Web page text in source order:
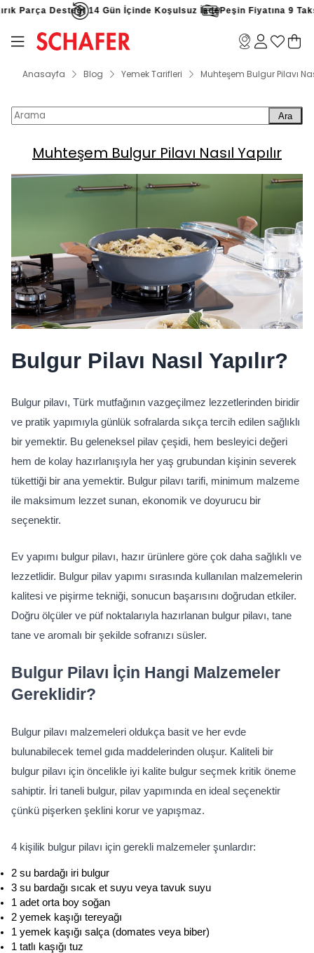
Parça Desteği 14 Gün İçinde Koşulsuz İadePeşin Fiyatına 9 Taksit
Anasayfa Blog Yemek Tarifleri Muhteşem Bulgur Pilavı
Ara
Muhteşem Bulgur Pilavı Nasıl Yapılır
Bulgur Pilavı Nasıl Yapılır?
Bulgur pilavı, Türk mutfağının vazgeçilmez lezzetlerinden biridir
ve pratik yapımıyla günlük sofralarda sıkça tercih edilen sağlıklı
bir yemektir. Bu geleneksel pilav çeşidi, hem besleyici değeri
hem de kolay hazırlanışıyla her yaş grubundan kişinin severek
tükettiği bir ana yemektir. Bulgur pilavı tarifi, minimum malzeme
ile maksimum lezzet sunan, ekonomik ve doyurucu bir
seçenektir.
Ev yapımı bulgur pilavı, hazır ürünlere göre çok daha sağlıklı ve
lezzetlidir. Bulgur pilav yapımı sırasında kullanılan malzemelerin
kalitesi ve pişirme tekniği, sonucun başarısını doğrudan etkiler.
Doğru ölçüler ve püf noktalarıyla hazırlanan bulgur pilavı, tane
tane ve aromalı bir şekilde sofranızı süsler.
Bulgur Pilavı İçin Hangi Malzemeler
Gereklidir?
Bulgur pilavı malzemeleri oldukça basit ve her evde
bulunabilecek temel gıda maddelerinden oluşur. Kaliteli bir
bulgur pilavı için öncelikle iyi kalite bulgur seçmek kritik öneme
sahiptir. İri taneli bulgur, pilav yapımında en ideal seçenektir
çünkü pişerken şeklini korur ve yapışmaz.
4 kişilik bulgur pilavı için gerekli malzemeler şunlardır:
2 su bardağı iri bulgur
3 su bardağı sıcak et suyu veya tavuk suyu
1 adet orta boy soğan
2 yemek kaşığı tereyağı
1 yemek kaşığı salça (domates veya biber)
1 tatlı kaşığı tuz